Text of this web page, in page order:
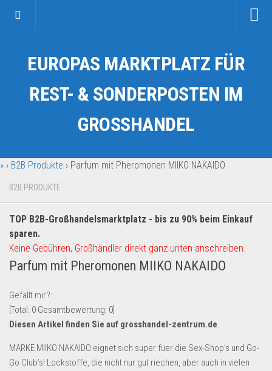
Kategorien
Auto & Motorrad
Fahrzeuge & Transport
Garten & Werkzeug
Geschäft, Büro & Schreibwaren
Geschenkartikel
Handy und Smartphone
Kosmetik & Pflege
Multimedia & Elektro
Münzen
Spielzeug & Games
Schuhe & Accessoires
EUROPAS MARKTPLATZ FÜR
REST- & SONDERPOSTEN IM
GROSSHANDEL
» › B2B Produkte › Parfum mit Pheromonen MIIKO NAKAIDO
B2B PRODUKTE
TOP B2B-Großhandelsmarktplatz - bis zu 90% beim Einkauf
sparen.
Keine Gebühren, Großhändler direkt ganz unten anschreiben.
Parfum mit Pheromonen MIIKO NAKAIDO
Gefällt mir?:
[Total: 0 Gesamtbewertung: 0
Diesen Artikel finden Sie auf grosshandel-zentrum.de
MARKE MIIKO NAKAIDO eignet sich super fuer die Sex-Shop’s und Go-
Go Club’s! Lockstoffe, die nicht nur gut riechen, aber auch in vielen